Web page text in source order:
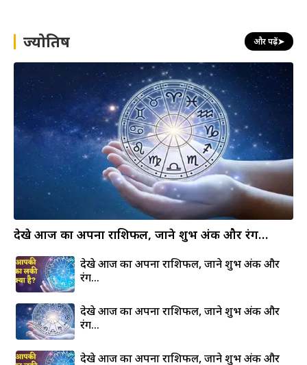
h ज्योतिष और पढ़ें➤
देखे आज का अपना राशिफल, जाने शुभ अंक और रंग…
देखे आज का अपना राशिफल, जाने शुभ अंक और
रंग…
देखे आज का अपना राशिफल, जाने शुभ अंक और
रंग…
देखे आज का अपना राशिफल, जाने शुभ अंक और